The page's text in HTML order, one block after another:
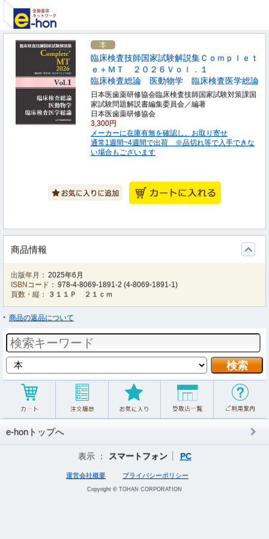
臨床検査技師国家試験解説集Ｃｏｍｐｌｅｔ
ｅ＋ＭＴ ２０２６Ｖｏｌ．１
臨床検査総論 医動物学 臨床検査医学総論
日本医歯薬研修協会臨床検査技師国家試験対策課国
家試験問題解説書編集委員会／編著
日本医歯薬研修協会
3,300円
メーカーに在庫有無を確認し、お取り寄せ
通常1週間~4週間で出荷 ※品切れ等で入手できな
い場合もございます
商品情報
出版年月： 2025年6月
ISBNコード： 978-4-8069-1891-2 (4-8069-1891-1)
頁数・縦：
３１１Ｐ ２１ｃｍ
商品の返品について
e-honトップへ
表示 ： スマートフォン PC
運営会社概要 プライバシーポリシー
Copyright © TOHAN CORPORATION